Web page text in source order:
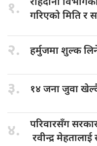
१. राहदानी
गरिएको मिति र
२. हर्मुजमा शुल्क
३. १४ जनाजुवा
४. परिवारसँग
रवीन्द्र